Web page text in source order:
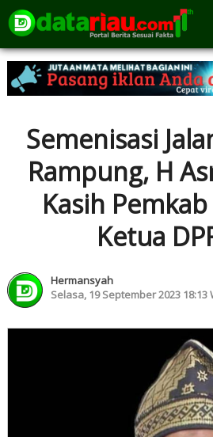
Semenisasi
Rampung, H
Kasih
Ketua
Hermansyah
Selasa, 19 September 2023 18:13